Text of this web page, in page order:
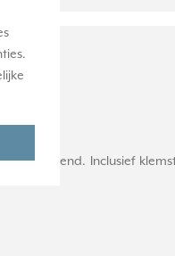
glanzend. Inclusief